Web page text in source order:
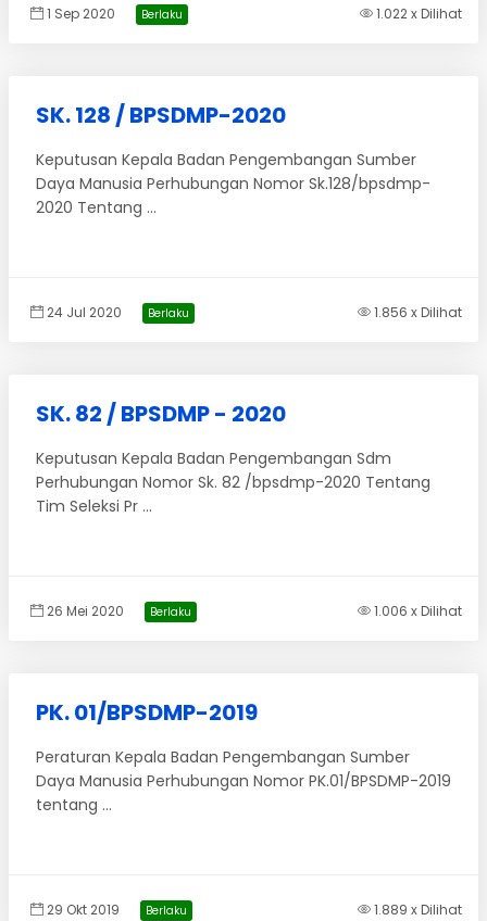
1 Sep 2020 Berlaku 1.022 x Dilihat
SK. 128 / BPSDMP-2020
Keputusan Kepala Badan Pengembangan Sumber
Daya Manusia Perhubungan Nomor Sk.128/bpsdmp-
2020 Tentang ...
24 Jul 2020 Berlaku 1.856 x Dilihat
SK. 82 / BPSDMP - 2020
Keputusan Kepala Badan Pengembangan Sdm
Perhubungan Nomor Sk. 82 /bpsdmp-2020 Tentang
Tim Seleksi Pr ...
26 Mei 2020 Berlaku 1.006 x Dilihat
PK. 01/BPSDMP-2019
Peraturan Kepala Badan Pengembangan Sumber
Daya Manusia Perhubungan Nomor PK.01/BPSDMP-2019
tentang ...
29 Okt 2019 Berlaku 1.889 x Dilihat